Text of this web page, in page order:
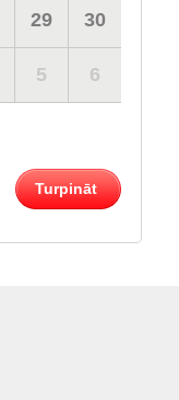
29 30
5 6
Turpināt